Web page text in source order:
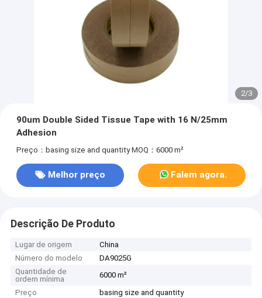
2/3
90um Double Sided Tissue Tape with 16 N/25mm
Adhesion
Preço：basing size and quantity MOQ：6000 m²
Melhor preço Falem agora.
Descrição De Produto
Lugar de origem
China
Número do modelo
DA9025G
Quantidade de
ordem mínima
6000 m²
Preço
basing size and quantity